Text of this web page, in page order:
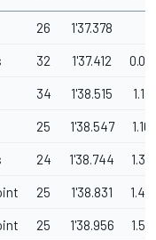
26 1'37.378
32 1'37.412
34 1'38.515
25 1'38.547
24 1'38.744
25 1'38.831
25 1'38.956